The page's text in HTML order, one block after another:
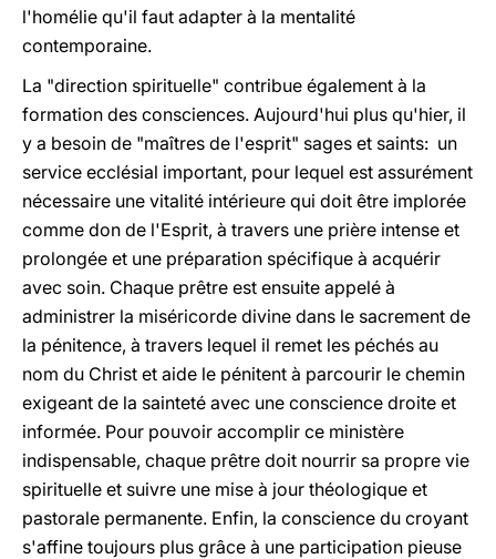
l'homélie qu'il faut adapter à la mentalité
contemporaine.
La "direction spirituelle" contribue également à la
formation des consciences. Aujourd'hui plus qu'hier, il
y a besoin de "maîtres de l'esprit" sages et saints: un
service ecclésial important, pour lequel est assurément
nécessaire une vitalité intérieure qui doit être implorée
comme don de l'Esprit, à travers une prière intense et
prolongée et une préparation spécifique à acquérir
avec soin. Chaque prêtre est ensuite appelé à
administrer la miséricorde divine dans le sacrement de
la pénitence, à travers lequel il remet les péchés au
nom du Christ et aide le pénitent à parcourir le chemin
exigeant de la sainteté avec une conscience droite et
informée. Pour pouvoir accomplir ce ministère
indispensable, chaque prêtre doit nourrir sa propre vie
spirituelle et suivre une mise à jour théologique et
pastorale permanente. Enfin, la conscience du croyant
s'affine toujours plus grâce à une participation pieuse